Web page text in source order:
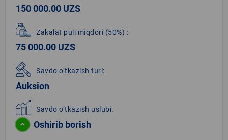
150 000.00 UZS
Zakalat puli miqdori (50%) :
75 000.00 UZS
Savdo o‘tkazish turi:
Auksion
Savdo o‘tkazish uslubi:
Oshirib borish